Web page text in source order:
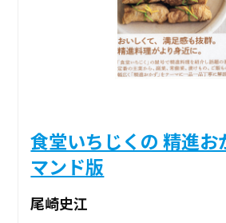
食堂いちじくの 精進
マンド版
尾崎史江